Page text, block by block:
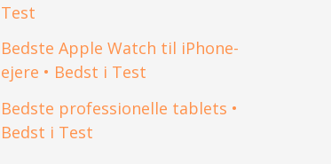
Test
Bedste Apple Watch til iPhone-
ejere • Bedst i Test
Bedste professionelle tablets •
Bedst i Test